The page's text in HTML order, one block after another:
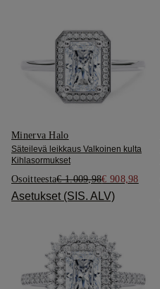
Minerva Halo
Säteilevä leikkaus Valkoinen kulta
Kihlasormukset
Osoitteesta€ 1.009,98€ 908,98
Asetukset (SIS. ALV)